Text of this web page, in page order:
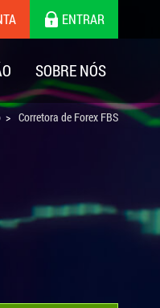
ENTRAR
SOBRE NÓS
Corretora de Forex FBS